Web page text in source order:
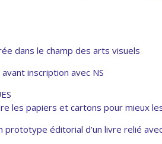
dans le champ des arts visuels
inscription avec NS
les papiers et cartons pour mieux
éditorial d’un livre relié